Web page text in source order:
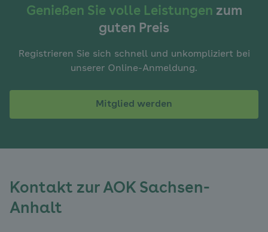
Genießen Sie volle Leistungen zum
guten Preis
Registrieren Sie sich schnell und unkompliziert bei
unserer Online-Anmeldung.
Mitglied werden
Kontakt zur AOK Sachsen-
Anhalt